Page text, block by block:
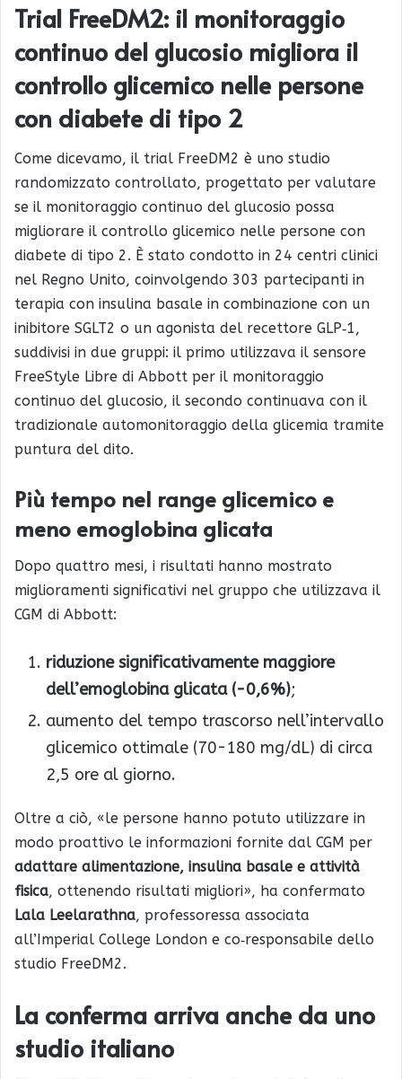
Trial FreeDM2: il monitoraggio
continuo del glucosio migliora il
controllo glicemico nelle persone
con diabete di tipo 2
Come dicevamo, il trial FreeDM2 è uno studio
randomizzato controllato, progettato per valutare
se il monitoraggio continuo del glucosio possa
migliorare il controllo glicemico nelle persone con
diabete di tipo 2. È stato condotto in 24 centri clinici
nel Regno Unito, coinvolgendo 303 partecipanti in
terapia con insulina basale in combinazione con un
inibitore SGLT2 o un agonista del recettore GLP‑1,
suddivisi in due gruppi: il primo utilizzava il sensore
FreeStyle Libre di Abbott per il monitoraggio
continuo del glucosio, il secondo continuava con il
tradizionale automonitoraggio della glicemia tramite
puntura del dito.
Più tempo nel range glicemico e
meno emoglobina glicata
Dopo quattro mesi, i risultati hanno mostrato
miglioramenti significativi nel gruppo che utilizzava il
CGM di Abbott:
riduzione significativamente maggiore
dell’emoglobina glicata (−0,6%);
aumento del tempo trascorso nell’intervallo
glicemico ottimale (70-180 mg/dL) di circa
2,5 ore al giorno.
Oltre a ciò, «le persone hanno potuto utilizzare in
modo proattivo le informazioni fornite dal CGM per
adattare alimentazione, insulina basale e attività
fisica, ottenendo risultati migliori», ha confermato
Lala Leelarathna, professoressa associata
all’Imperial College London e co‑responsabile dello
studio FreeDM2.
La conferma arriva anche da uno
studio italiano